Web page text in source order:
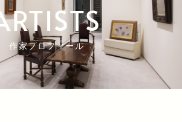
作家プロフィール